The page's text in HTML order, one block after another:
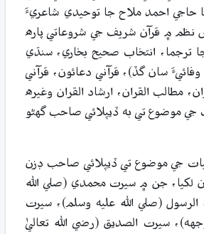
حاجي احمد ملاح جا توحيدي شاعريءَ
نظم ۾ قرآن شريف جي شروعاتي پاره
ترجما، انتخاب صحيح بخاري، سنڌي
سان گڏ)، قرآني دعائون، قرآني
مطالب القران، ارشاد القران وغيره
جي موضوع تي به ڏيپلائي صاحب گهڻو
جي موضوع تي ڏيپلائي صاحب ڊزن
جن ۾ سيرت محمدي (صلي الله
(صلي الله عليه وسلم)، سيرت
سيرت الصديق (رضي الله تعاليٰ